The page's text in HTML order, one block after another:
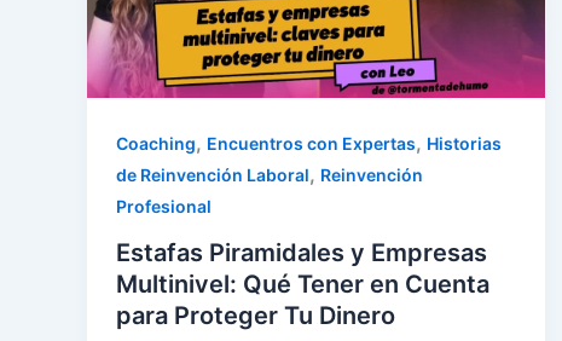
Coaching, Encuentros con Expertas, Historias
de Reinvención Laboral, Reinvención
Profesional
Estafas Piramidales y Empresas
Multinivel: Qué Tener en Cuenta
para Proteger Tu Dinero